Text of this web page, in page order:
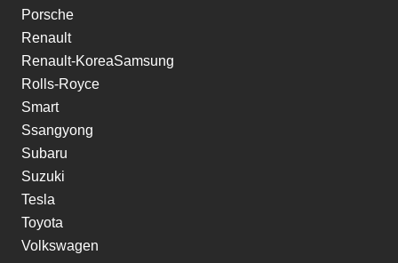
Porsche
Renault
Renault-KoreaSamsung
Rolls-Royce
Smart
Ssangyong
Subaru
Suzuki
Tesla
Toyota
Volkswagen